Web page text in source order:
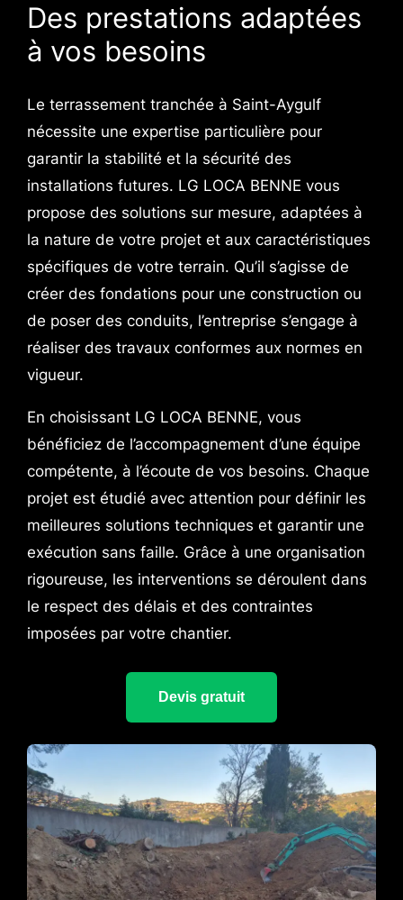
Des prestations adaptées
à vos besoins
Le terrassement tranchée à Saint-Aygulf
nécessite une expertise particulière pour
garantir la stabilité et la sécurité des
installations futures. LG LOCA BENNE vous
propose des solutions sur mesure, adaptées à
la nature de votre projet et aux caractéristiques
spécifiques de votre terrain. Qu’il s’agisse de
créer des fondations pour une construction ou
de poser des conduits, l’entreprise s’engage à
réaliser des travaux conformes aux normes en
vigueur.
En choisissant LG LOCA BENNE, vous
bénéficiez de l’accompagnement d’une équipe
compétente, à l’écoute de vos besoins. Chaque
projet est étudié avec attention pour définir les
meilleures solutions techniques et garantir une
exécution sans faille. Grâce à une organisation
rigoureuse, les interventions se déroulent dans
le respect des délais et des contraintes
imposées par votre chantier.
Devis gratuit